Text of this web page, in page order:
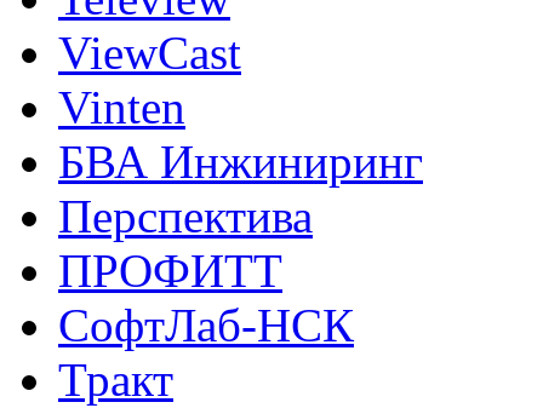
ViewCast
Vinten
БВА Инжиниринг
Перспектива
ПРОФИТТ
СофтЛаб-НСК
Тракт